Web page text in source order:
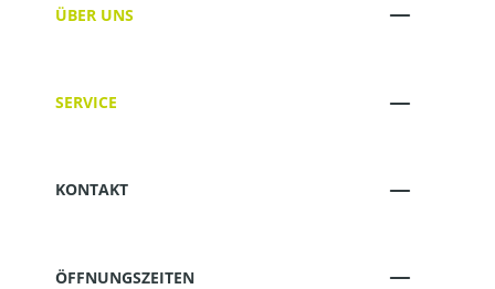
ÜBER UNS
SERVICE
KONTAKT
ÖFFNUNGSZEITEN